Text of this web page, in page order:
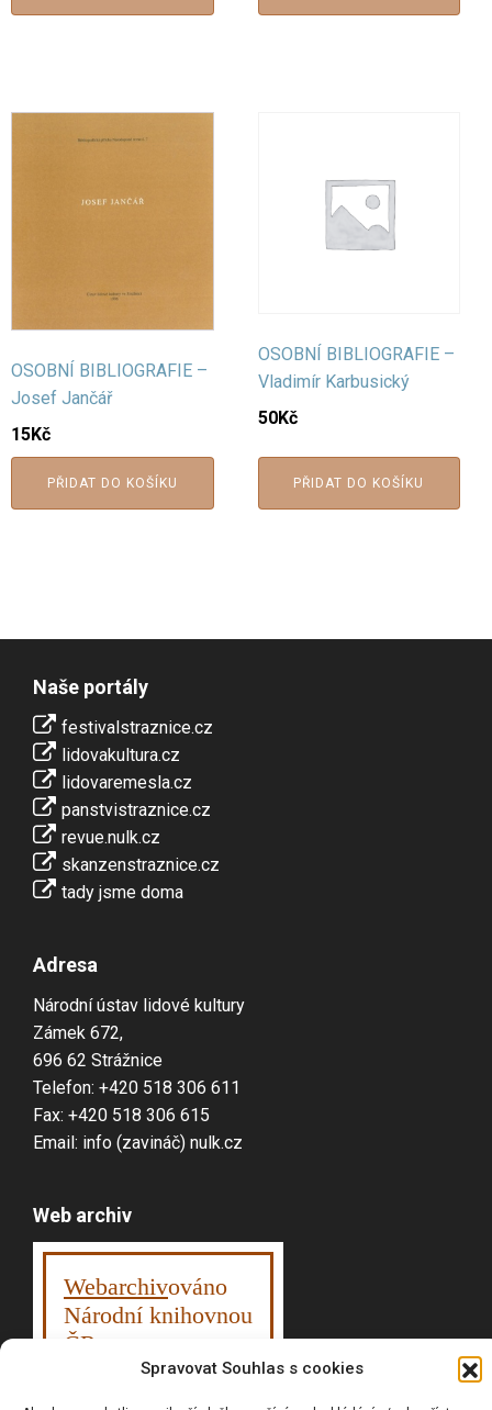
Spravovat Souhlas s cookies
OSOBNÍ BIBLIOGRAFIE –
Josef Jančář
15Kč
PŘIDAT DO KOŠÍKU
OSOBNÍ BIBLIOGRAFIE –
Vladimír Karbusický
50Kč
PŘIDAT DO KOŠÍKU
Naše portály
festivalstraznice.cz
lidovakultura.cz
lidovaremesla.cz
panstvistraznice.cz
revue.nulk.cz
skanzenstraznice.cz
tady jsme doma
Adresa
Národní ústav lidové kultury
Zámek 672,
696 62 Strážnice
Telefon: +420 518 306 611
Fax: +420 518 306 615
Email: info (zavináč) nulk.cz
Web archiv
Webarchivováno
Národní knihovnou
ČR